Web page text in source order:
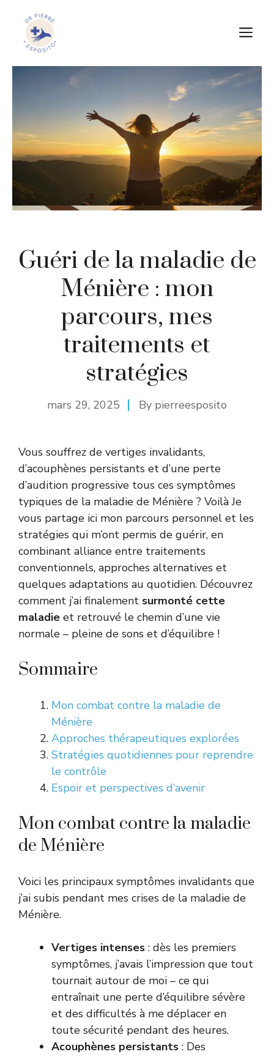
contenu
Guéri de la maladie de
Ménière : mon
parcours, mes
traitements et
stratégies
mars 29, 2025 By pierreesposito
Vous souffrez de vertiges invalidants,
d’acouphènes persistants et d’une perte
d’audition progressive tous ces symptômes
typiques de la maladie de Ménière ? Voilà Je
vous partage ici mon parcours personnel et les
stratégies qui m’ont permis de guérir, en
combinant alliance entre traitements
conventionnels, approches alternatives et
quelques adaptations au quotidien. Découvrez
comment j’ai finalement surmonté cette
maladie et retrouvé le chemin d’une vie
normale – pleine de sons et d’équilibre !
Sommaire
Mon combat contre la maladie de
Ménière
Approches thérapeutiques explorées
Stratégies quotidiennes pour reprendre
le contrôle
Espoir et perspectives d’avenir
Mon combat contre la maladie
de Ménière
Voici les principaux symptômes invalidants que
j’ai subis pendant mes crises de la maladie de
Ménière.
Vertiges intenses : dès les premiers
symptômes, j’avais l’impression que tout
tournait autour de moi – ce qui
entraînait une perte d’équilibre sévère
et des difficultés à me déplacer en
toute sécurité pendant des heures.
Acouphènes persistants : Des